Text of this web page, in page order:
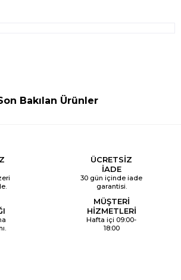
Bakılan Ürünler
ÜCRETSİZ
İADE
30 gün içinde iade
garantisi.
MÜŞTERİ
HİZMETLERİ
Hafta içi 09:00-
18:00